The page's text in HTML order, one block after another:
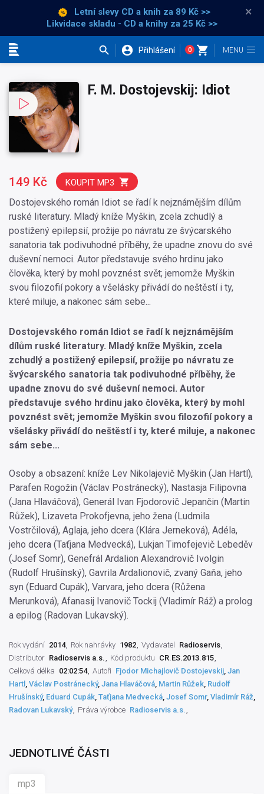
Letní slevy CD a knih za 89 Kč >>
Likvidace skladu - CD a knihy za 25 Kč >>
×
Přihlášení 0
F. M. Dostojevskij: Idiot
Dostojevského román Idiot se řadí k nejznámějším dílům
ruské literatury. Mladý kníže Myškin, zcela zchudlý a
postižený epilepsií, prožije po návratu ze švýcarského
sanatoria tak podivuhodné příběhy, že upadne znovu do své
duševní nemoci. Autor představuje svého hrdinu jako
člověka, který by mohl povznést svět; jemomže Myškin
svou filozofií pokory a všelásky přivádí do neštěstí i ty,
které miluje, a nakonec sám sebe...
Dostojevského román Idiot se řadí k nejznámějším
dílům ruské literatury. Mladý kníže Myškin, zcela
zchudlý a postižený epilepsií, prožije po návratu ze
švýcarského sanatoria tak podivuhodné příběhy, že
upadne znovu do své duševní nemoci. Autor
představuje svého hrdinu jako člověka, který by mohl
povznést svět; jemomže Myškin svou filozofií pokory a
všelásky přivádí do neštěstí i ty, které miluje, a nakonec
sám sebe...
Osoby a obsazení: kníže Lev Nikolajevič Myškin (Jan Hartl),
Parafen Rogožin (Václav Postránecký), Nastasja Filipovna
(Jana Hlaváčová), Generál Ivan Fjodorovič Jepančin (Martin
Růžek), Lizaveta Prokofjevna, jeho žena (Ludmila
Vostrčilová), Aglaja, jeho dcera (Klára Jerneková), Adéla,
jeho dcera (Taťjana Medvecká), Lukjan Timofejevič Lebeděv
(Josef Somr), Genefrál Ardalion Alexandrovič Ivolgin
(Rudolf Hrušínský), Gavrila Ardalionovič, zvaný Gaňa, jeho
syn (Eduard Cupák), Varvara, jeho dcera (Růžena
Merunková), Afanasij Ivanovič Tockij (Vladimír Ráž) a prolog
a epilog (Radovan Lukavský).
149 Kč KOUPIT MP3
Rok vydání 2014 Rok nahrávky 1982 Vydavatel
Radioservis
Distributor Radioservis a.s. Kód produktu CR.ES.2013.815
Celková délka 02:02:54 Autoři Fjodor Michajlovič Dostojevskij Jan
Hartl Václav Postránecký, Jana Hlaváčová Martin Růžek Rudolf
Hrušínský, Eduard Cupák Taťjana Medvecká Josef Somr, Vladimír Ráž
Radovan Lukavský
Práva výrobce Radioservis a.s.
JEDNOTLIVÉ ČÁSTI
mp3